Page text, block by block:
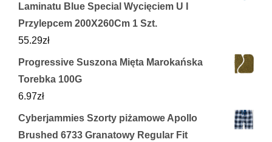
Laminatu Blue Special Wycięciem U I
Przylepcem 200X260Cm 1 Szt.
55.29zł
Progressive Suszona Mięta Marokańska
Torebka 100G
6.97zł
Cyberjammies Szorty piżamowe Apollo
Brushed 6733 Granatowy Regular Fit